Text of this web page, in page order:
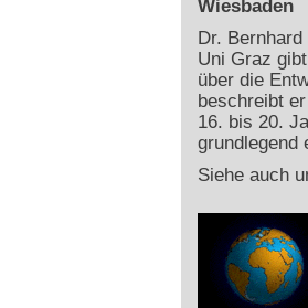
Wiesbaden
Dr.
Uni Graz
über die
beschreibt
16. bis 20.
grundlegend
Siehe auch